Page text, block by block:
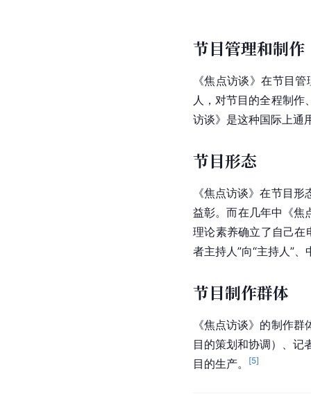
节目管理和制作
《焦点访谈》在节目
人，对节目的全程制作
访谈》是这种国际上通
节目形态
《焦点访谈》在节目
益彰。而在几年中《焦
理论素养确立了自己在
者主持人”向“主持人”
节目制作群体
《焦点访谈》的制作
目的策划和协调）、记
目的生产。
[5]